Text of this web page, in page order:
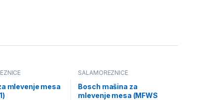
mlevenje mesa
SALAMOREZNICE
Bosch mašina za
mlevenje mesa (MFWS